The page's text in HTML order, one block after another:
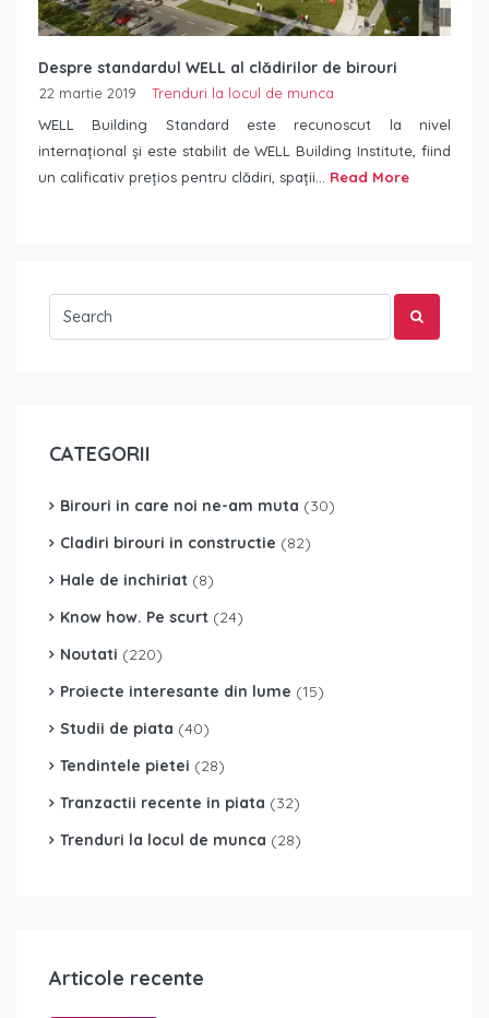
Despre standardul WELL al clădirilor de birouri
22 martie 2019
Trenduri la locul de munca
WELL Building Standard este recunoscut la nivel
internațional și este stabilit de WELL Building Institute, fiind
un calificativ prețios pentru clădiri, spații... Read More
CATEGORII
Birouri in care noi ne-am muta (30)
Cladiri birouri in constructie (82)
Hale de inchiriat (8)
Know how. Pe scurt (24)
Noutati (220)
Proiecte interesante din lume (15)
Studii de piata (40)
Tendintele pietei (28)
Tranzactii recente in piata (32)
Trenduri la locul de munca (28)
Articole recente